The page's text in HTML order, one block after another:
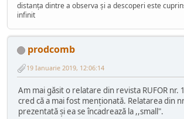
distanța dintre a observa și a descoperi este
infinit
prodcomb
19 Ianuarie 2019, 12:06:14
Am mai găsit o relatare din revista RUFOR nr.
cred că a mai fost menționată. Relatarea din
prezentată și ea se încadrează la ,,small".